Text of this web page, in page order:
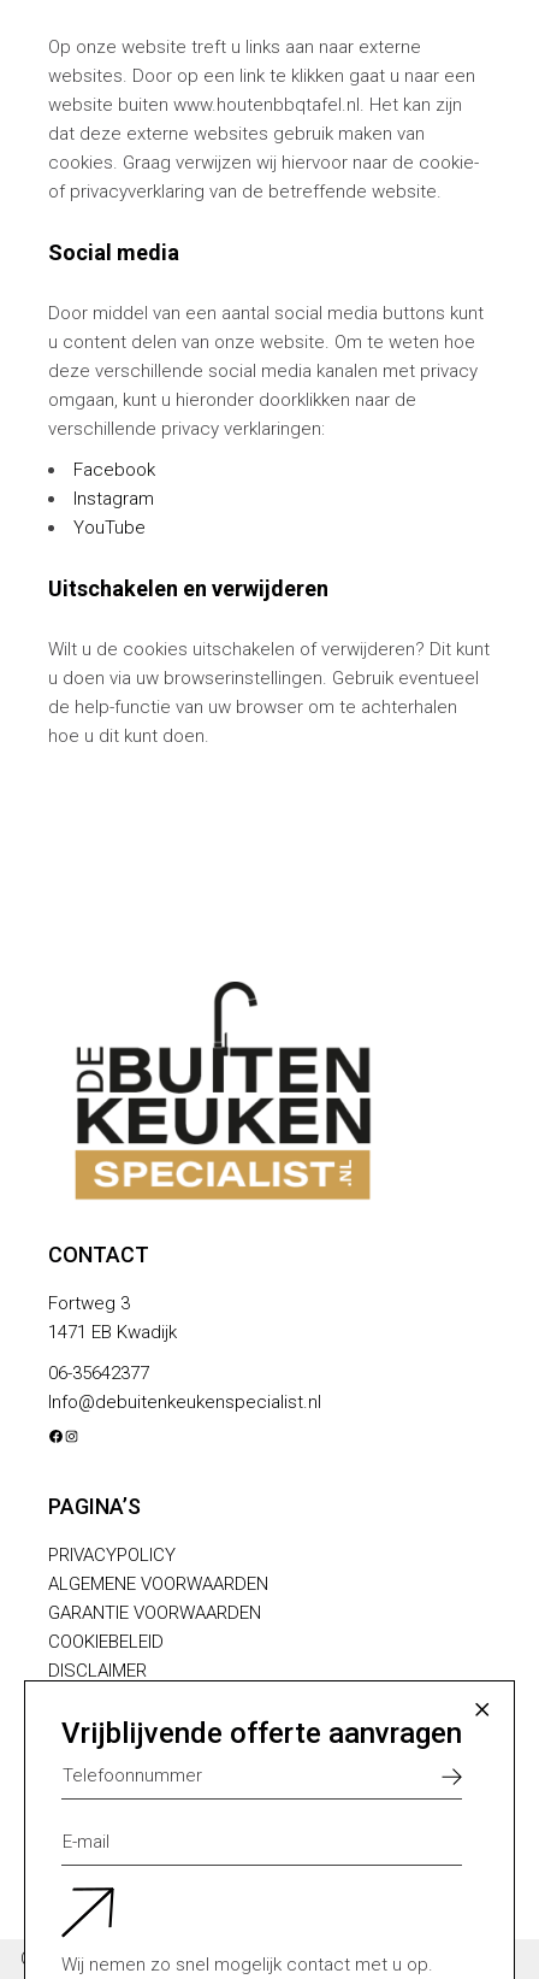
Op onze website treft u links aan naar externe
websites. Door op een link te klikken gaat u naar een
website buiten www.houtenbbqtafel.nl. Het kan zijn
dat deze externe websites gebruik maken van
cookies. Graag verwijzen wij hiervoor naar de cookie-
of privacyverklaring van de betreffende website.
Social media
Door middel van een aantal social media buttons kunt
u content delen van onze website. Om te weten hoe
deze verschillende social media kanalen met privacy
omgaan, kunt u hieronder doorklikken naar de
verschillende privacy verklaringen:
Facebook
Instagram
YouTube
Uitschakelen en verwijderen
Wilt u de cookies uitschakelen of verwijderen? Dit kunt
u doen via uw browserinstellingen. Gebruik eventueel
de help-functie van uw browser om te achterhalen
hoe u dit kunt doen.
CONTACT
Fortweg 3
1471 EB Kwadijk
06-35642377
Info@debuitenkeukenspecialist.nl
FACEBOOK
INSTAGRAM
PAGINA’S
PRIVACYPOLICY
ALGEMENE VOORWAARDEN
GARANTIE VOORWAARDEN
COOKIEBELEID
DISCLAIMER
ZOEKEN
Vrijblijvende offerte aanvragen
Wij nemen zo snel mogelijk contact met u op.
Cookies helpen ons bij het leveren van onze diensten.